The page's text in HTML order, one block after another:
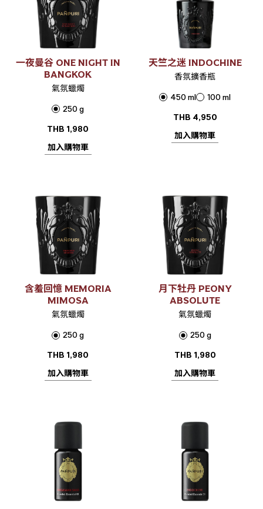
一夜曼谷 ONE NIGHT IN
BANGKOK
氣氛蠟燭
250 g
THB 1,980
加入購物車
天竺之迷 INDOCHINE
香氛擴香瓶
450 ml
100 ml
THB 4,950
加入購物車
含羞回憶 MEMORIA
MIMOSA
氣氛蠟燭
250 g
THB 1,980
加入購物車
月下牡丹 PEONY
ABSOLUTE
氣氛蠟燭
250 g
THB 1,980
加入購物車